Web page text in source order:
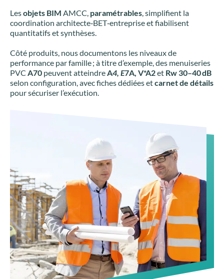
Lesobjets BIM AMCC, paramétrables, simplifient la
coordination architecte‑BET‑entreprise et fiabilisent
quantitatifs et synthèses.
Côté produits, nous documentons les niveaux de
performance par famille ; à titre d’exemple, des menuiseries
PVC A70 peuvent atteindreA4, E7A, V*A2et Rw 30–40 dB
selon configuration, avec fiches dédiées etcarnet de détails
pour sécuriser l’exécution.